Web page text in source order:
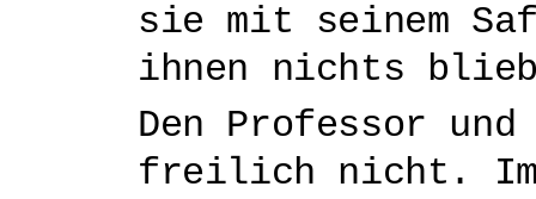
sie mit seinem
ihnen nichts
Den Professor
freilich nicht. Im